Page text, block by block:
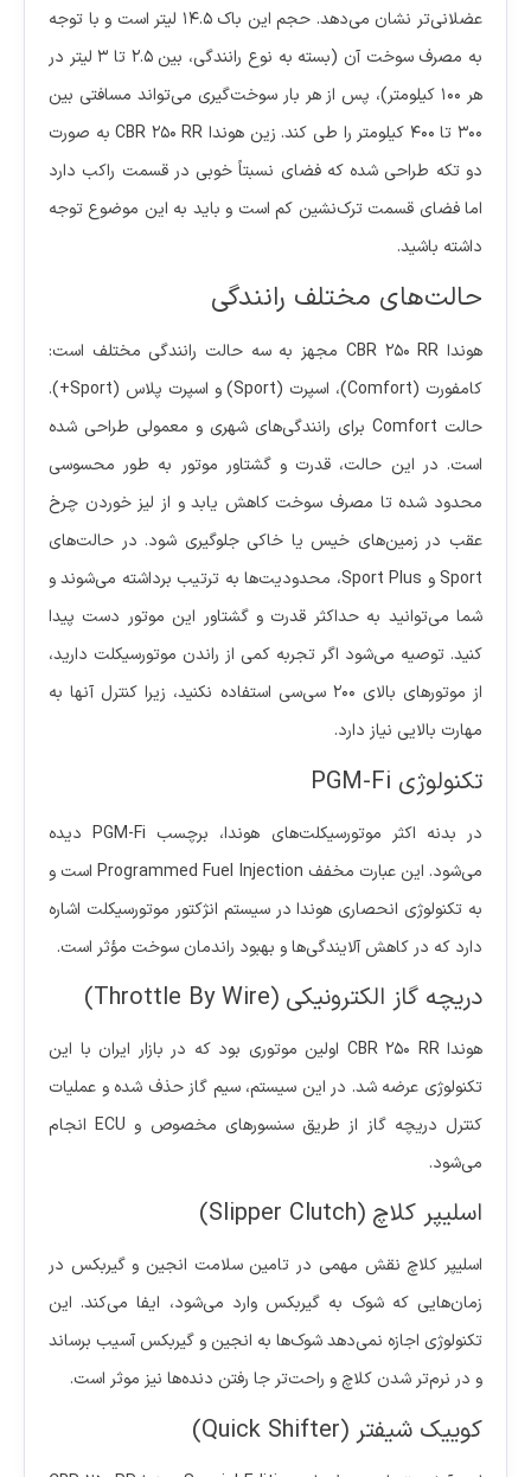
عضلانی‌تر نشان می‌دهد. حجم این باک 14.5 لیتر است و با توجه
به مصرف سوخت آن (بسته به نوع رانندگی، بین 2.5 تا 3 لیتر در
هر 100 کیلومتر)، پس از هر بار سوخت‌گیری می‌تواند مسافتی بین
300 تا 400 کیلومتر را طی کند. زین هوندا CBR 250 RR به صورت
دو تکه طراحی شده که فضای نسبتاً خوبی در قسمت راکب دارد
اما فضای قسمت ترک‌نشین کم است و باید به این موضوع توجه
داشته باشید.
حالت‌های مختلف رانندگی
هوندا CBR 250 RR مجهز به سه حالت رانندگی مختلف است:
کامفورت (Comfort)، اسپرت (Sport) و اسپرت پلاس (Sport+).
حالت Comfort برای رانندگی‌های شهری و معمولی طراحی شده
است. در این حالت، قدرت و گشتاور موتور به طور محسوسی
محدود شده تا مصرف سوخت کاهش یابد و از لیز خوردن چرخ
عقب در زمین‌های خیس یا خاکی جلوگیری شود. در حالت‌های
Sport و Sport Plus، محدودیت‌ها به ترتیب برداشته می‌شوند و
شما می‌توانید به حداکثر قدرت و گشتاور این موتور دست پیدا
کنید. توصیه می‌شود اگر تجربه کمی از راندن موتورسیکلت دارید،
از موتورهای بالای 200 سی‌سی استفاده نکنید، زیرا کنترل آنها به
مهارت بالایی نیاز دارد.
تکنولوژی PGM-Fi
در بدنه اکثر موتورسیکلت‌های هوندا، برچسب PGM-Fi دیده
می‌شود. این عبارت مخفف Programmed Fuel Injection است و
به تکنولوژی انحصاری هوندا در سیستم انژکتور موتورسیکلت اشاره
دارد که در کاهش آلایندگی‌ها و بهبود راندمان سوخت مؤثر است.
دریچه گاز الکترونیکی (Throttle By Wire)
هوندا CBR 250 RR اولین موتوری بود که در بازار ایران با این
تکنولوژی عرضه شد. در این سیستم، سیم گاز حذف شده و عملیات
کنترل دریچه گاز از طریق سنسورهای مخصوص و ECU انجام
می‌شود.
اسلیپر کلاچ (Slipper Clutch)
اسلیپر کلاچ نقش مهمی در تامین سلامت انجین و گیربکس در
زمان‌هایی که شوک به گیربکس وارد می‌شود، ایفا می‌کند. این
تکنولوژی اجازه نمی‌دهد شوک‌ها به انجین و گیربکس آسیب برساند
و در نرم‌تر شدن کلاچ و راحت‌تر جا رفتن دنده‌ها نیز موثر است.
کوییک شیفتر (Quick Shifter)